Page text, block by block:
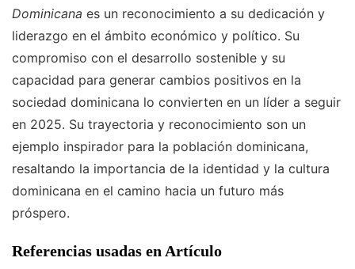
Dominicana es un reconocimiento a su dedicación y
liderazgo en el ámbito económico y político. Su
compromiso con el desarrollo sostenible y su
capacidad para generar cambios positivos en la
sociedad dominicana lo convierten en un líder a seguir
en 2025. Su trayectoria y reconocimiento son un
ejemplo inspirador para la población dominicana,
resaltando la importancia de la identidad y la cultura
dominicana en el camino hacia un futuro más
próspero.
Referencias usadas en Artículo